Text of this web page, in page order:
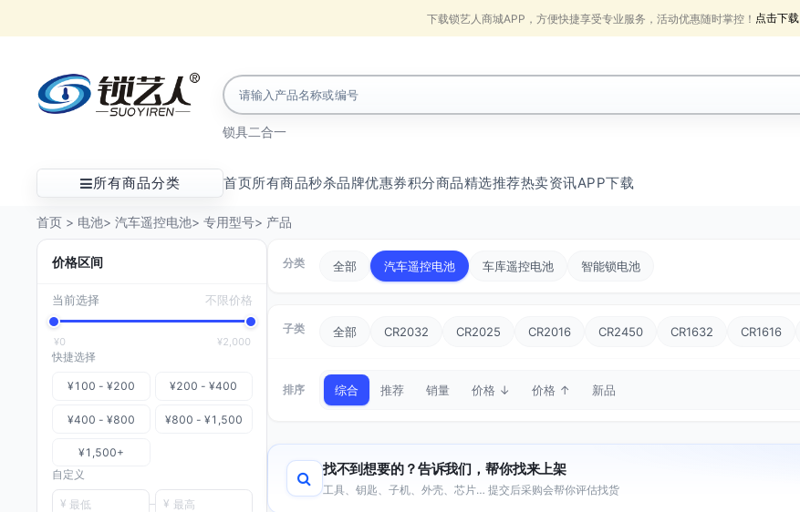
下载锁艺人商城APP，方便快捷享受专业服务，活动优惠随时掌控！ 点击下载
锁具二合一
所有商品分类 首页所有商品秒杀品牌优惠券积分商品精选推荐热卖资讯APP下载
首页 > 电池> 汽车遥控电池> 专用型号> 产品
价格区间
当前选择 不限价格
¥0 ¥2,000
快捷选择
¥100 - ¥200 ¥200 - ¥400
¥400 - ¥800 ¥800 - ¥1,500
¥1,500+
自定义
¥ ¥
分类 全部 汽车遥控电池 车库遥控电池 智能锁电池
子类 全部 CR2032 CR2025 CR2016 CR2450 CR1632 CR1616
排序 综合 推荐 销量 价格 ↓ 价格 ↑ 新品
找不到想要的？告诉我们，帮你找来上架
工具、钥匙、子机、外壳、芯片… 提交后采购会帮你评估找货